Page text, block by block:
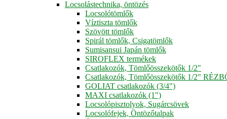
Locsolástechnika, öntözés
Locsolótömlők
Víztiszta tömlők
Szövött tömlők
Spirál tömlők, Csigatömlők
Sumisansui Japán tömlők
SIROFLEX termékek
Csatlakozók, Tömlőösszekötők 1/2"
Csatlakozók, Tömlőösszekötők 1/2"
GOLIAT csatlakozók (3/4")
MAXI csatlakozók (1")
Locsolópisztolyok, Sugárcsövek
Locsolófejek, Öntözőtalpak